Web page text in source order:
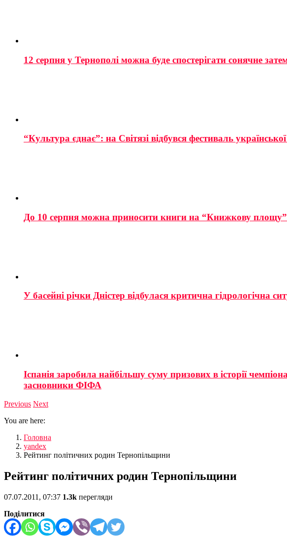
12 серпня у Тернополі можна буде спостерігати сонячне
“Культура єднає”: на Світязі відбувся фестиваль
До 10 серпня можна приносити книги на “Книжкову площу”
У басейні річки Дністер відбулася критична гідрологічна
Іспанія заробила найбільшу суму призових в історії
засновники ФІФА
Previous Next
You are here:
Головна
yandex
Рейтинг політичних родин Тернопільщини
Рейтинг політичних родин Тернопільщини
07.07.2011, 07:37 1.3k перегляди
Поділитися